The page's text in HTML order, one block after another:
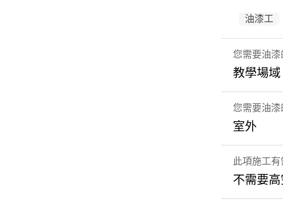
油漆工
您需要油漆
教學場域
您需要油漆
室外
此項施工有
不需要